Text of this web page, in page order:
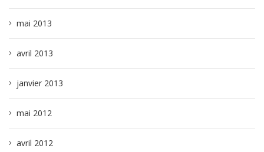
mai 2013
avril 2013
janvier 2013
mai 2012
avril 2012